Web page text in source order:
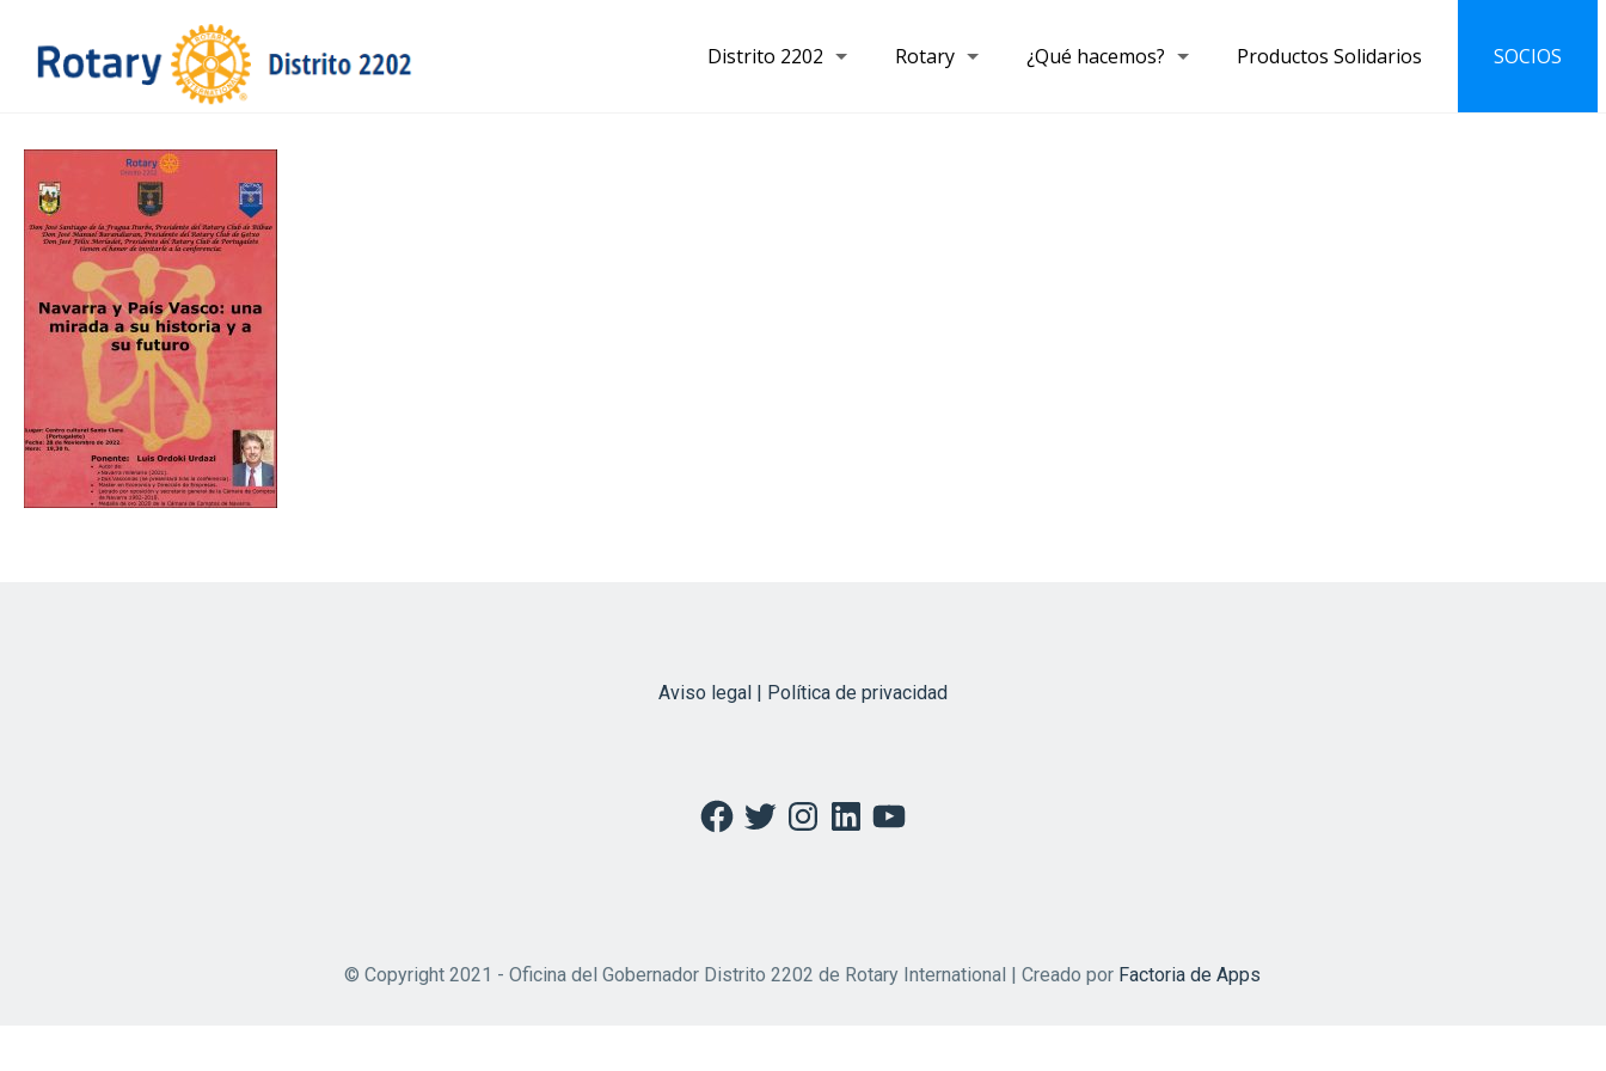
Distrito 2202 Rotary ¿Qué hacemos? Productos Solidarios SOCIOS
Aviso legal | Política de privacidad
Facebook
TwitterInstagramLinkedInYouTube
© Copyright 2021 - Oficina del Gobernador Distrito 2202 de Rotary International | Creado por Factoria de Apps